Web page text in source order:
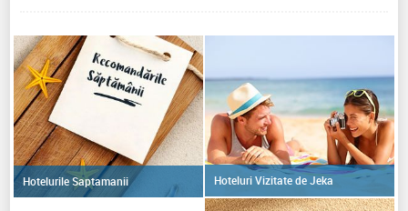
Hotelurile Saptamanii Hoteluri Vizitate de Jeka